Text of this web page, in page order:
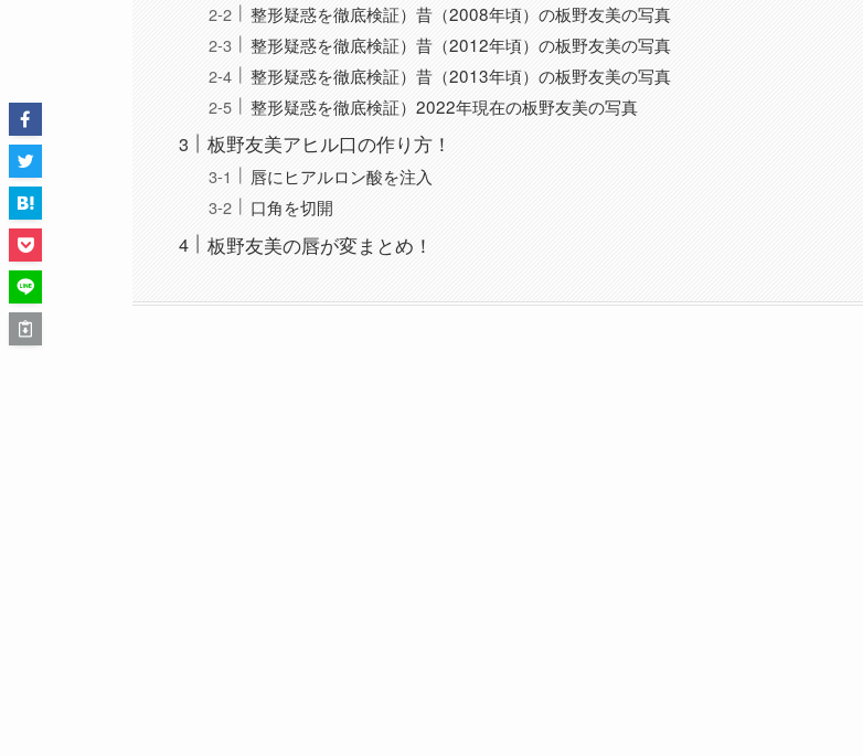
整形疑惑を徹底検証）昔（2008年頃）の板野友美の写真
整形疑惑を徹底検証）昔（2012年頃）の板野友美の写真
整形疑惑を徹底検証）昔（2013年頃）の板野友美の写真
整形疑惑を徹底検証）2022年現在の板野友美の写真
板野友美アヒル口の作り方！
唇にヒアルロン酸を注入
口角を切開
板野友美の唇が変まとめ！